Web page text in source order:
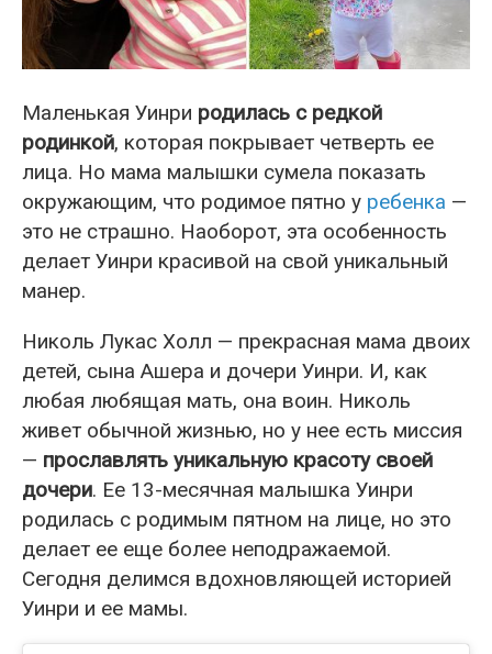
Маленькая Уинри родилась с редкой
родинкой, которая покрывает четверть ее
лица. Но мама малышки сумела показать
окружающим, что родимое пятно у ребенка —
это не страшно. Наоборот, эта особенность
делает Уинри красивой на свой уникальный
манер.
Николь Лукас Холл — прекрасная мама двоих
детей, сына Ашера и дочери Уинри. И, как
любая любящая мать, она воин. Николь
живет обычной жизнью, но у нее есть миссия
— прославлять уникальную красоту своей
дочери. Ее 13-месячная малышка Уинри
родилась с родимым пятном на лице, но это
делает ее еще более неподражаемой.
Сегодня делимся вдохновляющей историей
Уинри и ее мамы.